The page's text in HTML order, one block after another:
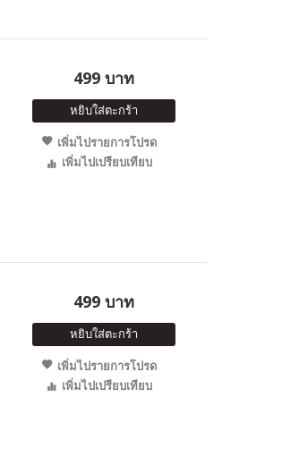
499 บาท
หยิบใส่ตะกร้า
เพิ่มไปรายการโปรด
เพิ่มไปเปรียบเทียบ
499 บาท
หยิบใส่ตะกร้า
เพิ่มไปรายการโปรด
เพิ่มไปเปรียบเทียบ